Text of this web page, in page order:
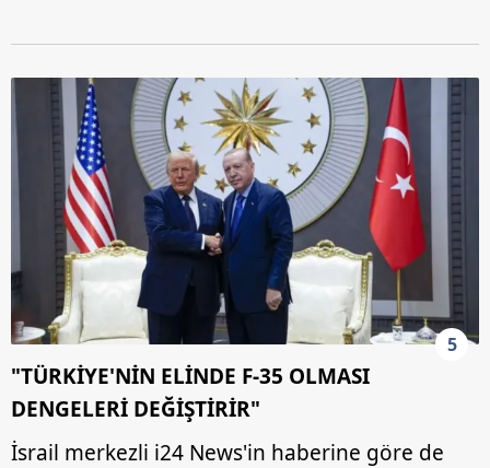
5
"TÜRKİYE'NİN ELİNDE F-35 OLMASI
DENGELERİ DEĞİŞTİRİR"
İsrail merkezli i24 News'in haberine göre de